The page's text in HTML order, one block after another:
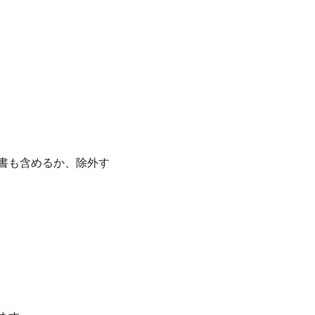
も含めるか、除外す